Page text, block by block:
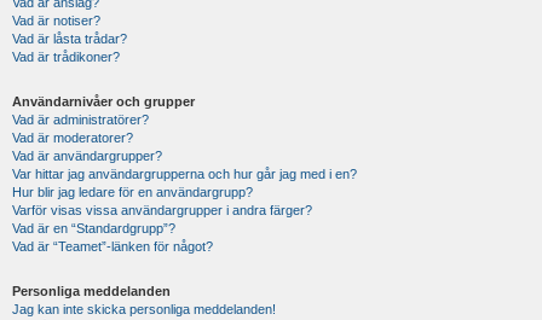
Vad är notiser?
Vad är låsta trådar?
Vad är trådikoner?
Användarnivåer och grupper
Vad är administratörer?
Vad är moderatorer?
Vad är användargrupper?
Var hittar jag användargrupperna och hur går jag med i en?
Hur blir jag ledare för en användargrupp?
Varför visas vissa användargrupper i andra färger?
Vad är en “Standardgrupp”?
Vad är “Teamet”-länken för något?
Personliga meddelanden
Jag kan inte skicka personliga meddelanden!